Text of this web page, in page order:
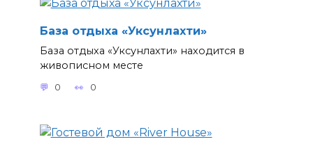
База отдыха «Уксунлахти»
База отдыха «Уксунлахти» находится в
живописном месте
0 0